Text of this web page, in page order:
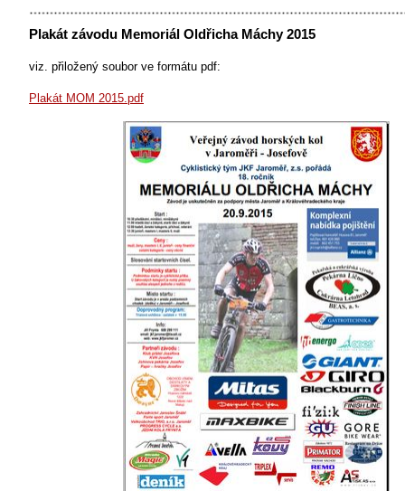
Plakát závodu Memoriál Oldřicha Máchy 2015
viz. přiložený soubor ve formátu pdf:
Plakát MOM 2015.pdf